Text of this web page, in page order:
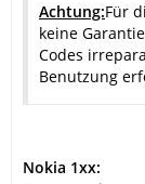
Achtung:Für
keine
Codes
Benutzung
Nokia 1xx: